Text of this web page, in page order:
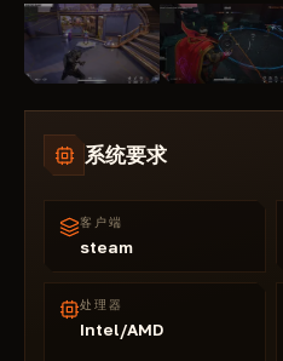
系统要求
客户端
steam
处理器
Intel/AMD